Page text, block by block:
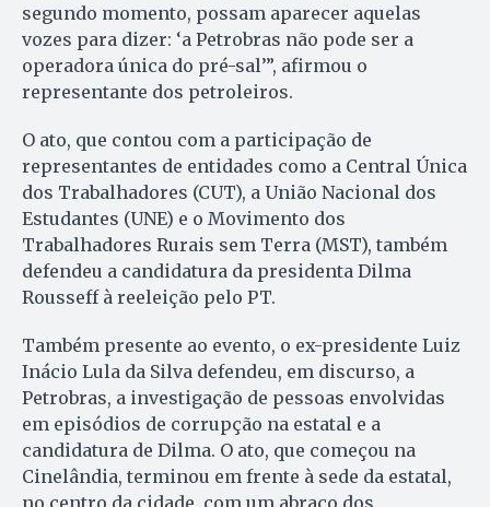
segundo momento, possam aparecer aquelas
vozes para dizer: ‘a Petrobras não pode ser a
operadora única do pré-sal’”, afirmou o
representante dos petroleiros.
O ato, que contou com a participação de
representantes de entidades como a Central Única
dos Trabalhadores (CUT), a União Nacional dos
Estudantes (UNE) e o Movimento dos
Trabalhadores Rurais sem Terra (MST), também
defendeu a candidatura da presidenta Dilma
Rousseff à reeleição pelo PT.
Também presente ao evento, o ex-presidente Luiz
Inácio Lula da Silva defendeu, em discurso, a
Petrobras, a investigação de pessoas envolvidas
em episódios de corrupção na estatal e a
candidatura de Dilma. O ato, que começou na
Cinelândia, terminou em frente à sede da estatal,
no centro da cidade, com um abraço dos